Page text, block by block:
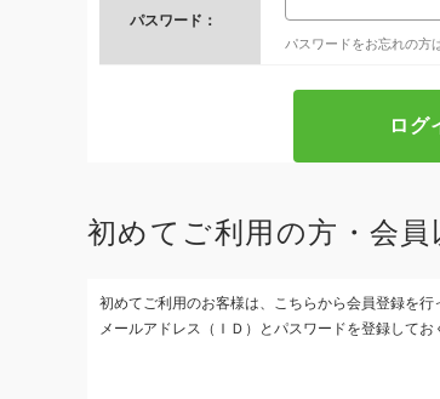
パスワード：
パスワードをお忘れの方
初めてご利用の方・会員
初めてご利用のお客様は、こちらから会員登録を行
メールアドレス（ＩＤ）とパスワードを登録して